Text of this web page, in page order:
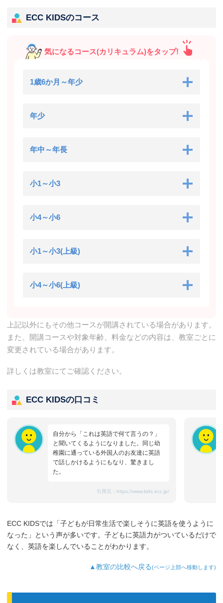
ECC KIDSのコース
気になるコース(カリキュラム)をタップ!
1歳6か月～年少
年少
年中～年長
小1～小3
小4～小6
小1～小3(上級)
小4～小6(上級)
上記以外にもその他コースが開講されている場合があります。
また、開講コースや対象年齢、料金などの内容は、教室ごとに
変更されている場合があります。
詳しくは教室にてご確認ください。
ECC KIDSの口コミ
自分から「これは英語で何て言うの？」
と聞いてくるようになりました。同じ幼
稚園に通っている外国人のお友達に英語
で話しかけるようにもなり、驚きまし
た。
引用元： https://www.kids.ecc.jp/
ECC KIDSでは「子どもが日常生活で楽しそうに英語を使うように
なった」という声が多いです。子どもに英語力がついているだけで
なく、英語を楽しんでいることがわかります。
▲教室の比較へ戻る(ページ上部へ移動します)